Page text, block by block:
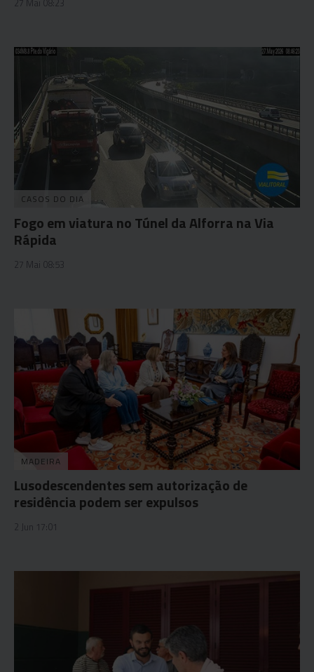
CASOS DO DIA
Fogo em viatura no Túnel da Alforra na Via
Rápida
27 Mai 08:53
MADEIRA
Lusodescendentes sem autorização de
residência podem ser expulsos
2 Jun 17:01